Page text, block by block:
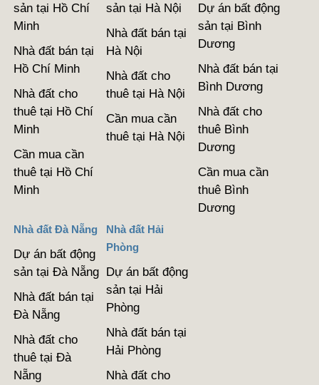
sản tại Hồ Chí
Minh
Nhà đất bán tại
Hồ Chí Minh
Nhà đất cho
thuê tại Hồ Chí
Minh
Cần mua cần
thuê tại Hồ Chí
Minh
sản tại Hà Nội
Nhà đất bán tại
Hà Nội
Nhà đất cho
thuê tại Hà Nội
Cần mua cần
thuê tại Hà Nội
Dự án bất động
sản tại Bình
Dương
Nhà đất bán tại
Bình Dương
Nhà đất cho
thuê Bình
Dương
Cần mua cần
thuê Bình
Dương
Nhà đất Đà Nẵng
Dự án bất động
sản tại Đà Nẵng
Nhà đất bán tại
Đà Nẵng
Nhà đất cho
thuê tại Đà
Nẵng
Nhà đất Hải
Phòng
Dự án bất động
sản tại Hải
Phòng
Nhà đất bán tại
Hải Phòng
Nhà đất cho